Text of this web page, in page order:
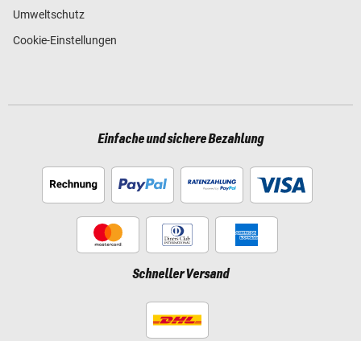
Umweltschutz
Cookie-Einstellungen
Einfache und sichere Bezahlung
Schneller Versand